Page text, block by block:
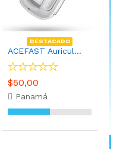
DESTACADO
ACEFAST Auriculares inalámbricos, auriculares Bluetooth con cancelación de ruido ENC, auriculares translúcidos, micrófono estéreo dual de alta fidelidad, mini auriculares intrauditivos, control
$50,00
Panamá